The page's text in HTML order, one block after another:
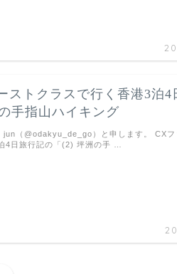
ストクラスで行く香港3泊4
手指山ハイキング
jun（@odakyu_de_go）と申します。 CXフ
4日旅行記の「(2) 坪洲の手 …